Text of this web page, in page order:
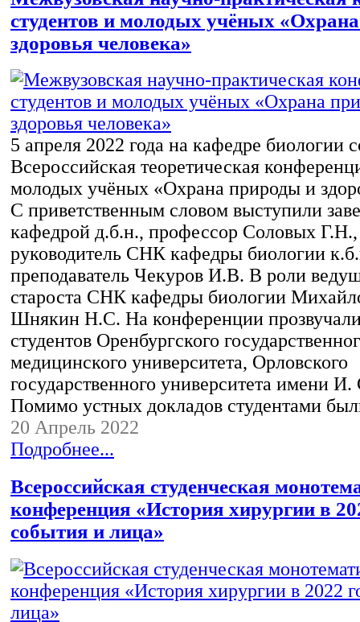
студентов и молодых учёных
здоровья человека»
5 апреля 2022 года на кафедре биологии
Всероссийская теоретическая
молодых учёных «Охрана природы и
С приветственным словом выступили
кафедрой д.б.н., профессор Соловых
руководитель СНК кафедры биологии
преподаватель Чекуров И.В. В роли
староста СНК кафедры биологии
Шнякин Н.С. На конференции
студентов Оренбургского
медицинского университета, Орловского
государственного университета имени
Помимо устных докладов студентами
20 Апрель 2022
Подробнее...
Всероссийская студенческая
конференция «История хирургии в
события и лица»